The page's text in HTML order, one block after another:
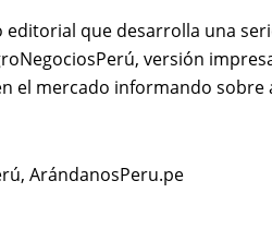
editorial que desarrolla una
versión
el mercado informando sobre
ArándanosPeru.pe